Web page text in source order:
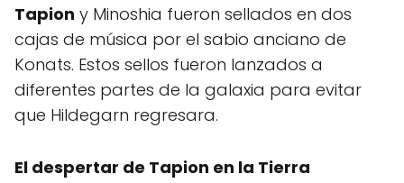
Tapion y Minoshia fueron sellados en dos
cajas de música por el sabio anciano de
Konats. Estos sellos fueron lanzados a
diferentes partes de la galaxia para evitar
que Hildegarn regresara.
El despertar de Tapion en la Tierra